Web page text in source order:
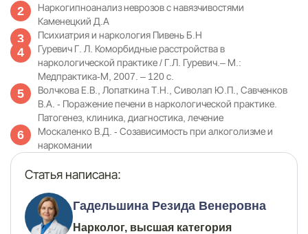
Наркогипноанализ неврозов с навязчивостями
Каменецкий Д.А
Психиатрия и наркология Пивень Б.Н
Гуревич Г. Л. Коморбидные расстройства в
наркологической практике / Г.Л. Гуревич.– М.:
Медпрактика-М, 2007. – 120 с.
Волчкова Е.В., Лопаткина Т.Н., Сиволап Ю.П., Савченков
В.А. - Поражение печени в наркологической практике.
Патогенез, клиника, диагностика, лечение
Москаленко В.Д. - Созависимость при алкоголизме и
наркомании
Статья написана:
Гадельшина Резида Венеровна
Нарколог, высшая категория